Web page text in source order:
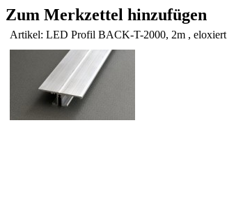
Zum Merkzettel hinzufügen
Artikel: LED Profil BACK-T-2000, 2m , eloxiert